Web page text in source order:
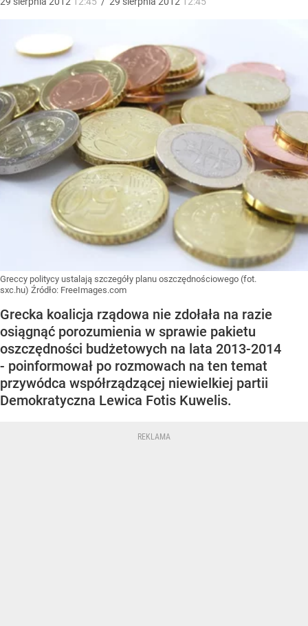
Greccy politycy ustalają szczegóły planu oszczędnościowego (fot.
sxc.hu) Źródło: FreeImages.com
Grecka koalicja rządowa nie zdołała na razie
osiągnąć porozumienia w sprawie pakietu
oszczędności budżetowych na lata 2013-2014
- poinformował po rozmowach na ten temat
przywódca współrządzącej niewielkiej partii
Demokratyczna Lewica Fotis Kuwelis.